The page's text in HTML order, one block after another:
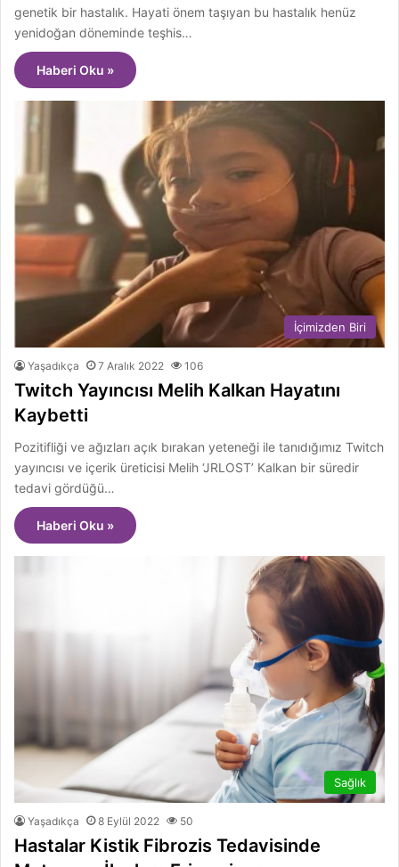
genetik bir hastalık. Hayati önem taşıyan bu hastalık henüz
yenidoğan döneminde teşhis…
Haberi Oku »
İçimizden Biri
Yaşadıkça 7 Aralık 2022 106
Twitch Yayıncısı Melih Kalkan Hayatını
Kaybetti
Pozitifliği ve ağızları açık bırakan yeteneği ile tanıdığımız Twitch
yayıncısı ve içerik üreticisi Melih ‘JRLOST’ Kalkan bir süredir
tedavi gördüğü…
Haberi Oku »
Sağlık
Yaşadıkça 8 Eylül 2022 50
Hastalar Kistik Fibrozis Tedavisinde